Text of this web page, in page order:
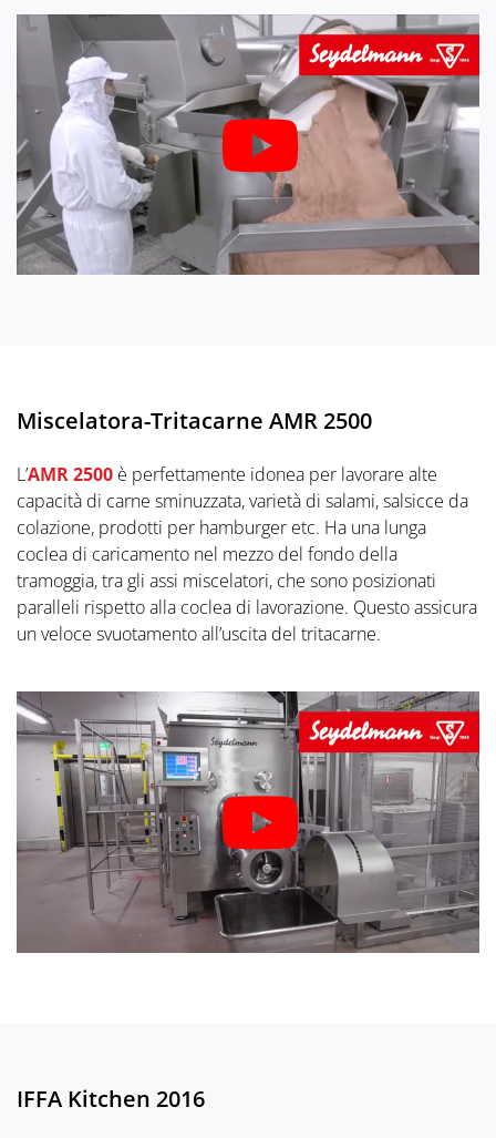
Miscelatora-Tritacarne AMR 2500
L’AMR 2500 è perfettamente idonea per lavorare alte
capacità di carne sminuzzata, varietà di salami, salsicce da
colazione, prodotti per hamburger etc. Ha una lunga
coclea di caricamento nel mezzo del fondo della
tramoggia, tra gli assi miscelatori, che sono posizionati
paralleli rispetto alla coclea di lavorazione. Questo assicura
un veloce svuotamento all’uscita del tritacarne.
IFFA Kitchen 2016